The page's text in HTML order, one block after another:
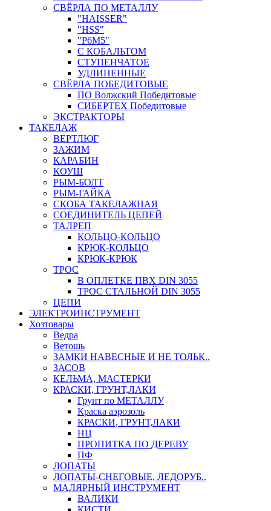
СВЁРЛА ПО МЕТАЛЛУ
"HAISSER"
"HSS"
"Р6М5"
С КОБАЛЬТОМ
СТУПЕНЧАТОЕ
УДЛИНЕННЫЕ
СВЁРЛА ПОБЕДИТОВЫЕ
ПО Волжский Победитовые
СИБЕРТЕХ Победитовые
ЭКСТРАКТОРЫ
ТАКЕЛАЖ
ВЕРТЛЮГ
ЗАЖИМ
КАРАБИН
КОУШ
РЫМ-БОЛТ
РЫМ-ГАЙКА
СКОБА ТАКЕЛАЖНАЯ
СОЕДИНИТЕЛЬ ЦЕПЕЙ
ТАЛРЕП
КОЛЬЦО-КОЛЬЦО
КРЮК-КОЛЬЦО
КРЮК-КРЮК
ТРОС
В ОПЛЕТКЕ ПВХ DIN 3055
ТРОС СТАЛЬНОЙ DIN 3055
ЦЕПИ
ЭЛЕКТРОИНСТРУМЕНТ
Хозтовары
Ведра
Ветошь
ЗАМКИ НАВЕСНЫЕ И НЕ ТОЛЬК..
ЗАСОВ
КЕЛЬМА, МАСТЕРКИ
КРАСКИ, ГРУНТ,ЛАКИ
Грунт по МЕТАЛЛУ
Краска аэрозоль
КРАСКИ, ГРУНТ,ЛАКИ
НЦ
ПРОПИТКА ПО ДЕРЕВУ
ПФ
ЛОПАТЫ
ЛОПАТЫ-СНЕГОВЫЕ, ЛЕДОРУБ..
МАЛЯРНЫЙ ИНСТРУМЕНТ
ВАЛИКИ